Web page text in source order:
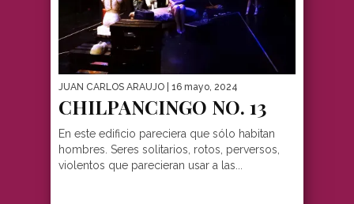
JUAN CARLOS ARAUJO | 16 mayo, 2024
CHILPANCINGO NO. 13
En este edificio pareciera que sólo habitan
hombres. Seres solitarios, rotos, perversos,
violentos que parecieran usar a las...